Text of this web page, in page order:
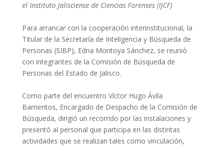
el Instituto Jalisciense de Ciencias Forenses (IJCF)
Para arrancar con la cooperación interinstitucional, la
Titular de la Secretaría de Inteligencia y Búsqueda de
Personas (SIBP), Edna Montoya Sánchez, se reunió
con integrantes de la Comisión de Búsqueda de
Personas del Estado de Jalisco.
Como parte del encuentro Víctor Hugo Ávila
Barrientos, Encargado de Despacho de la Comisión de
Búsqueda, dirigió un recorrido por las instalaciones y
presentó al personal que participa en las distintas
actividades que se realizan tales como vinculación,